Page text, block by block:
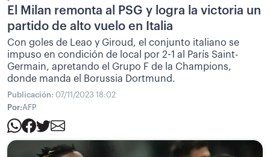
El Milan remonta al PSG y logra la victoria un
partido de alto vuelo en Italia
Con goles de Leao y Giroud, el conjunto italiano se
impuso en condición de local por 2-1 al París Saint-
Germain, apretando el Grupo F de la Champions,
donde manda el Borussia Dortmund.
Publicación: 07/11/2023 18:02
Por:AFP